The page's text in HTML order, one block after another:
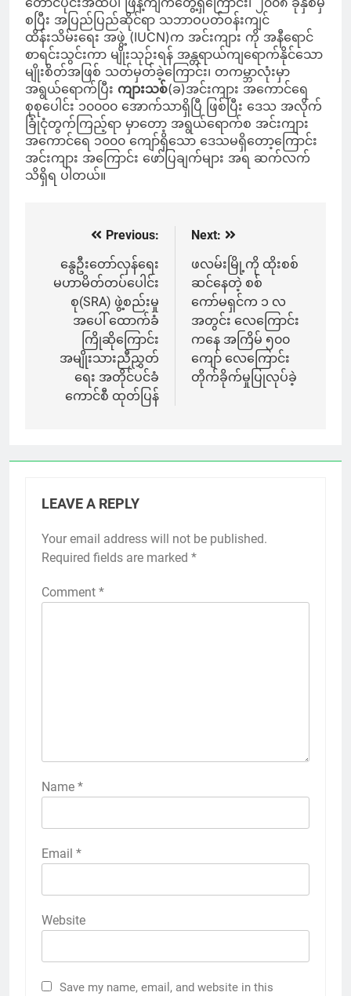
စပြီး အပြည်ပြည်ဆိုင်ရာ သဘာဝပတ်ဝန်းကျင်
ထိန်းသိမ်းရေး အဖွဲ့ (IUCN)က အင်းကျား ကို အနီရောင်
စာရင်းသွင်းကာ မျိုးသုဉ်းရန် အန္တရာယ်ကျရောက်နိုင်သော
မျိုးစိတ်အဖြစ် သတ်မှတ်ခဲ့ကြောင်း၊ တကမ္ဘာလုံးမှာ
အရွယ်ရောက်ပြီး ကျားသစ်(ခ)အင်းကျား အကောင်ရေ
စုစုပေါင်း ၁၀၀၀၀ အောက်သာရှိပြီ ဖြစ်ပြီး ဒေသ အလိုက်
ခြုံငုံတွက်ကြည့်ရာ မှာတော့ အရွယ်ရောက်စ အင်းကျား
အကောင်ရေ ၁၀၀၀ ကျော်ရှိသော ဒေသမရှိတော့ကြောင်း
အင်းကျား အကြောင်း ဖော်ပြချက်များ အရ ဆက်လက်
သိရှိရ ပါတယ်။
navigation
Previous:
နွေဦးတော်လှန်ရေး
မဟာမိတ်တပ်ပေါင်း
စု(SRA) ဖွဲ့စည်းမှု
အပေါ် ထောက်ခံ
ကြိုဆိုကြောင်း
အမျိုးသားညီညွှတ်
ရေး အတိုင်ပင်ခံ
ကောင်စီ ထုတ်ပြန်
Next:
ဖလမ်းမြို့ကို ထိုးစစ်
ဆင်နေတဲ့ စစ်
ကော်မရှင်က ၁ လ
အတွင်း လေကြောင်း
ကနေ အကြိမ် ၅၀၀
ကျော် လေကြောင်း
တိုက်ခိုက်မှုပြုလုပ်ခဲ့
LEAVE A REPLY
Your email address will not be published.
Required fields are marked *
Comment *
Name *
Email *
Website
Save my name, email, and website in this